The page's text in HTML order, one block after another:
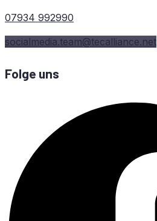
07934 992990
socialmedia.team@tecalliance.net
Folge uns